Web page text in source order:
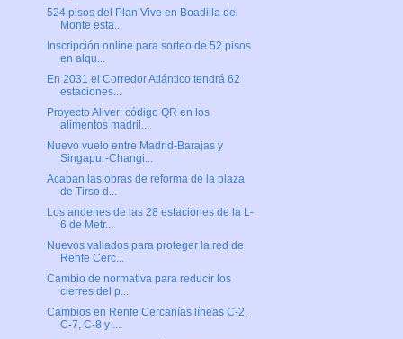
524 pisos del Plan Vive en Boadilla del
Monte esta...
Inscripción online para sorteo de 52 pisos
en alqu...
En 2031 el Corredor Atlántico tendrá 62
estaciones...
Proyecto Aliver: código QR en los
alimentos madril...
Nuevo vuelo entre Madrid-Barajas y
Singapur-Changi...
Acaban las obras de reforma de la plaza
de Tirso d...
Los andenes de las 28 estaciones de la L-
6 de Metr...
Nuevos vallados para proteger la red de
Renfe Cerc...
Cambio de normativa para reducir los
cierres del p...
Cambios en Renfe Cercanías líneas C-2,
C-7, C-8 y ...